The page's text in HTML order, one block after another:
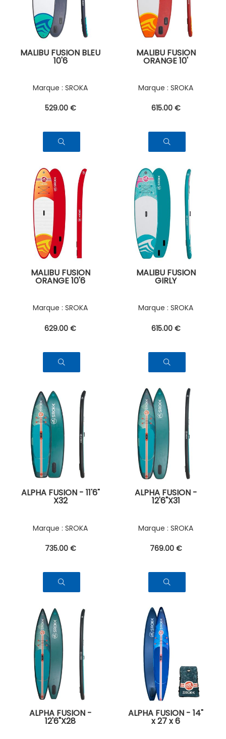
MALIBU FUSION BLEU
10'6
SROKA
529.00 €
MALIBU FUSION
ORANGE 10'
SROKA
615.00 €
MALIBU FUSION
ORANGE 10'6
SROKA
629.00 €
MALIBU FUSION
GIRLY
SROKA
615.00 €
ALPHA FUSION - 11'6"
X32
SROKA
735.00 €
ALPHA FUSION -
12'6"X31
SROKA
769.00 €
ALPHA FUSION -
12'6"X28
ALPHA FUSION - 14"
x 27 x 6